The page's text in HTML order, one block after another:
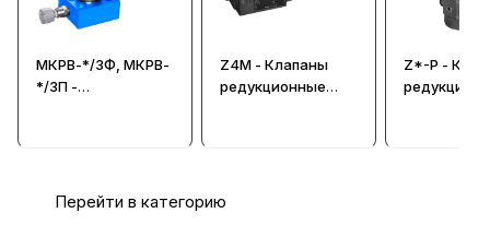
МКРВ-*/3Ф, МКРВ-
*/3П -
Z4M - Клапаны
редукционные
Z*-P -
Перейти в категорию